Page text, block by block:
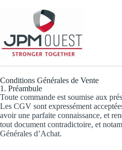
Conditions Générales de Vente
1. Préambule
Toute commande est soumise aux
Les CGV sont expressément
avoir une parfaite connaissance, et
tout document contradictoire, et
Générales d’Achat.